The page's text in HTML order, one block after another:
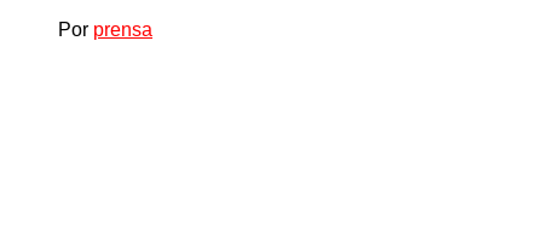
Por prensa